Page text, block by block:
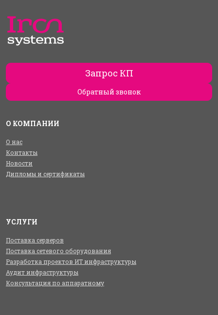
Запрос КП
Обратный звонок
О КОМПАНИИ
О нас
Контакты
Новости
Дипломы и сертификаты
УСЛУГИ
Поставка серверов
Поставка сетевого оборудования
Разработка проектов ИТ инфраструктуры
Аудит инфраструктуры
Консультация по аппаратному